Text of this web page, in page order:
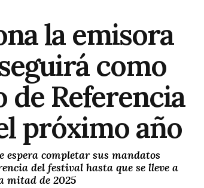
la emisora
como
Referencia
próximo año
completar sus mandatos
del festival hasta que se lleve a
mitad de 2025